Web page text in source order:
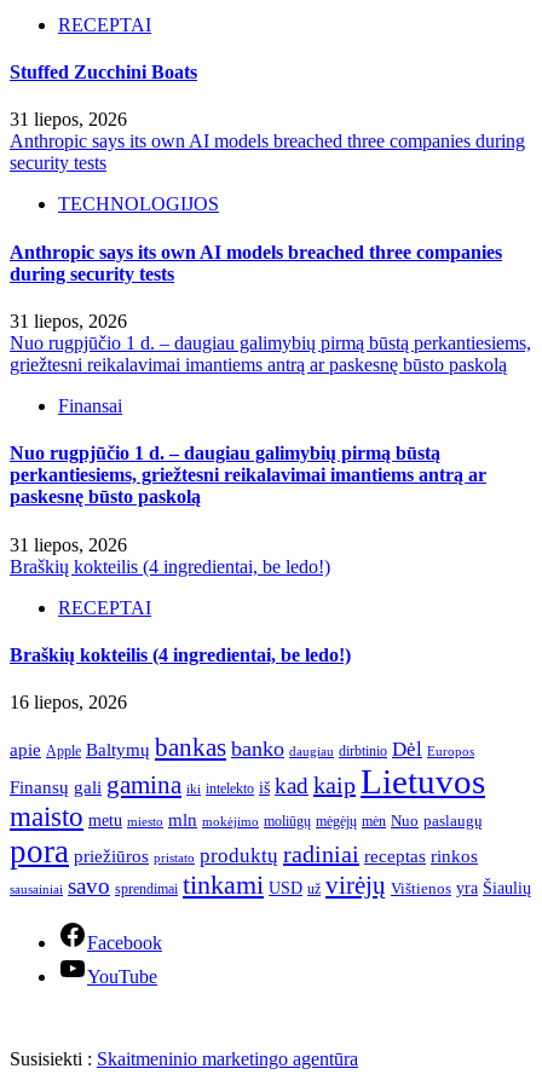
RECEPTAI
Stuffed Zucchini Boats
31 liepos, 2026
Anthropic says its own AI models breached three companies during
security tests
TECHNOLOGIJOS
Anthropic says its own AI models breached three companies
during security tests
31 liepos, 2026
Nuo rugpjūčio 1 d. – daugiau galimybių pirmą būstą perkantiesiems,
griežtesni reikalavimai imantiems antrą ar paskesnę būsto paskolą
Finansai
Nuo rugpjūčio 1 d. – daugiau galimybių pirmą būstą
perkantiesiems, griežtesni reikalavimai imantiems antrą ar
paskesnę būsto paskolą
31 liepos, 2026
Braškių kokteilis (4 ingredientai, be ledo!)
RECEPTAI
Braškių kokteilis (4 ingredientai, be ledo!)
16 liepos, 2026
apie Apple Baltymų bankas banko daugiau dirbtinio Dėl Europos
Finansų gali gamina iki intelekto iš kad kaipLietuvos
maisto metu miesto mln mokėjimo moliūgų mėgėjų mėn Nuo paslaugų
pora priežiūros pristato produktų radiniai receptas rinkos
sausainiai savo sprendimai tinkami USD už virėjų Vištienos yra Šiaulių
Facebook
YouTube
Susisiekti : Skaitmeninio marketingo agentūra